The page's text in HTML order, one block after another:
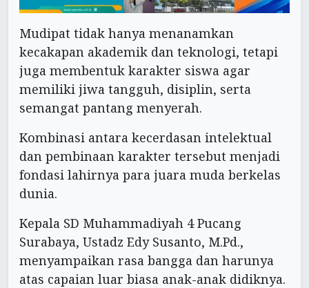
Mudipat tidak hanya menanamkan
kecakapan akademik dan teknologi, tetapi
juga membentuk karakter siswa agar
memiliki jiwa tangguh, disiplin, serta
semangat pantang menyerah.
Kombinasi antara kecerdasan intelektual
dan pembinaan karakter tersebut menjadi
fondasi lahirnya para juara muda berkelas
dunia.
Kepala SD Muhammadiyah 4 Pucang
Surabaya, Ustadz Edy Susanto, M.Pd.,
menyampaikan rasa bangga dan harunya
atas capaian luar biasa anak-anak didiknya.